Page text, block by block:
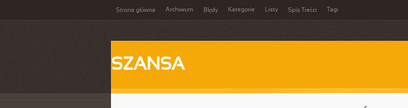
Strona główna Archiwum Błędy Kategorie Listy Spis Treści Tagi
SZANSA